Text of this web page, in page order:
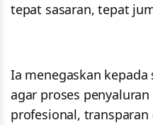
tepat sasaran, tepat
Ia menegaskan
agar proses
profesional,